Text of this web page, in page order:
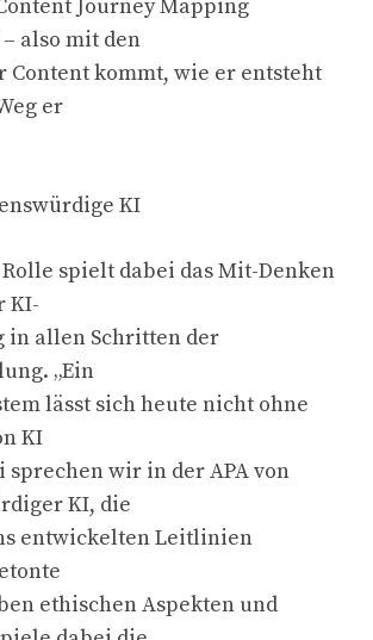
Journey Mapping
also mit den
Content kommt, wie er entsteht
er
KI
spielt dabei das Mit-Denken
KI-
in allen Schritten der
„Ein
lässt sich heute nicht ohne
KI
sprechen wir in der APA von
KI, die
entwickelten Leitlinien
ethischen Aspekten und